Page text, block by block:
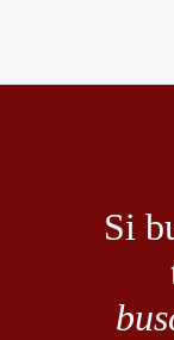
Si